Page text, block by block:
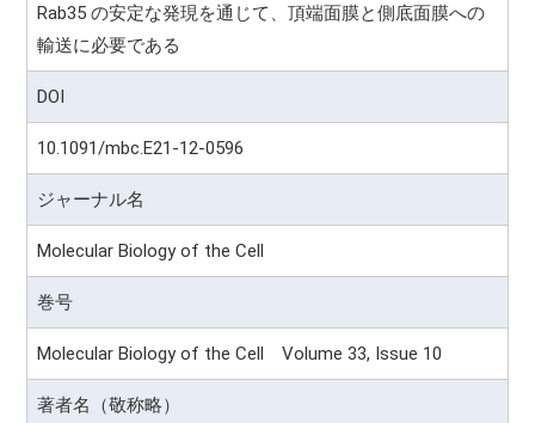
Rab35 の安定な発現を通じて、頂端面膜と側底面膜への
輸送に必要である
DOI
10.1091/mbc.E21-12-0596
ジャーナル名
Molecular Biology of the Cell
巻号
Molecular Biology of the Cell Volume 33, Issue 10
著者名（敬称略）